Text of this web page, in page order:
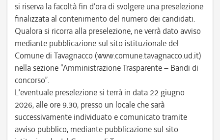
si riserva la facoltà fin d’ora di svolgere una preselezione
finalizzata al contenimento del numero dei candidati.
Qualora si ricorra alla preselezione, ne verrà dato avviso
mediante pubblicazione sul sito istituzionale del
Comune di Tavagnacco (www.comune.tavagnacco.ud.it)
nella sezione “Amministrazione Trasparente – Bandi di
concorso”.
L’eventuale preselezione si terrà in data 22 giugno
2026, alle ore 9.30, presso un locale che sarà
successivamente individuato e comunicato tramite
avviso pubblico, mediante pubblicazione sul sito